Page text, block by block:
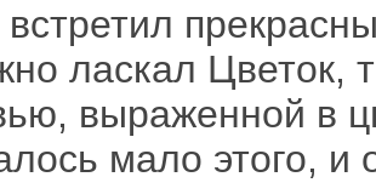
встретил
ласкал Цветок,
выраженной в
мало этого,